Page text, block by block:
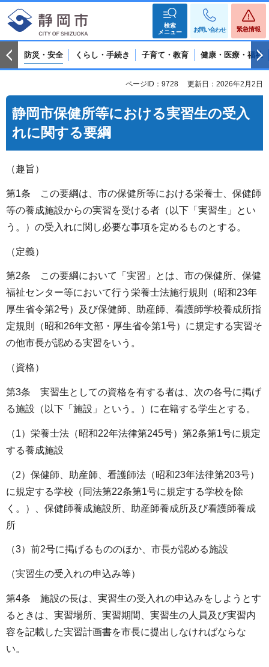
検索
メニュー
お問い合わせ 緊急情報
防災・安全 くらし・手続き 子育て・教育 健康・医療・福祉
ページID：9728 更新日：2026年2月2日
静岡市保健所等における実習生の受入
れに関する要綱
（趣旨）
第1条 この要綱は、市の保健所等における栄養士、保健師
等の養成施設からの実習を受ける者（以下「実習生」とい
う。）の受入れに関し必要な事項を定めるものとする。
（定義）
第2条 この要綱において「実習」とは、市の保健所、保健
福祉センター等において行う栄養士法施行規則（昭和23年
厚生省令第2号）及び保健師、助産師、看護師学校養成所指
定規則（昭和26年文部・厚生省令第1号）に規定する実習そ
の他市長が認める実習をいう。
（資格）
第3条 実習生としての資格を有する者は、次の各号に掲げ
る施設（以下「施設」という。）に在籍する学生とする。
（1）栄養士法（昭和22年法律第245号）第2条第1号に規定
する養成施設
（2）保健師、助産師、看護師法（昭和23年法律第203号）
に規定する学校（同法第22条第1号に規定する学校を除
く。）、保健師養成施設所、助産師養成所及び看護師養成
所
（3）前2号に掲げるもののほか、市長が認める施設
（実習生の受入れの申込み等）
第4条 施設の長は、実習生の受入れの申込みをしようとす
るときは、実習場所、実習期間、実習生の人員及び実習内
容を記載した実習計画書を市長に提出しなければならな
い。